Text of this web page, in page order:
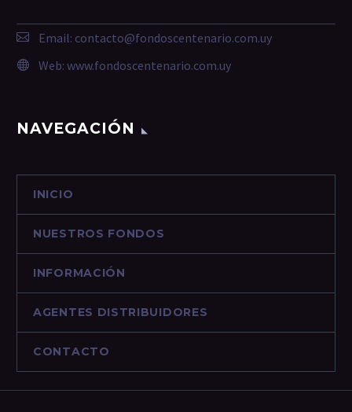
Email: contacto@fondoscentenario.com.uy
Web: www.fondoscentenario.com.uy
NAVEGACIÓN
INICIO
NUESTROS FONDOS
INFORMACIÓN
AGENTES DISTRIBUIDORES
CONTACTO